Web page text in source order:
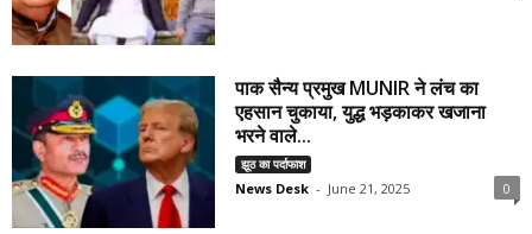
पाक सैन्य प्रमुख MUNIR ने लंच का
एहसान चुकाया, युद्ध भड़काकर खजाना
भरने वाले...
झूठ का पर्दाफाश
News Desk - June 21, 2025 0